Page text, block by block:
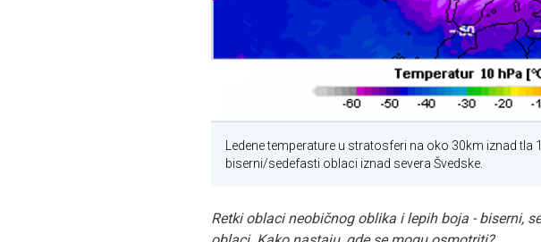
Ledene temperature u stratosferi na oko 30km iznad tla
biserni/sedefasti oblaci iznad severa Švedske.
Retki oblaci neobičnog oblika i lepih boja - biserni,